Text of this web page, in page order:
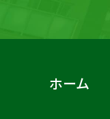
ホーム